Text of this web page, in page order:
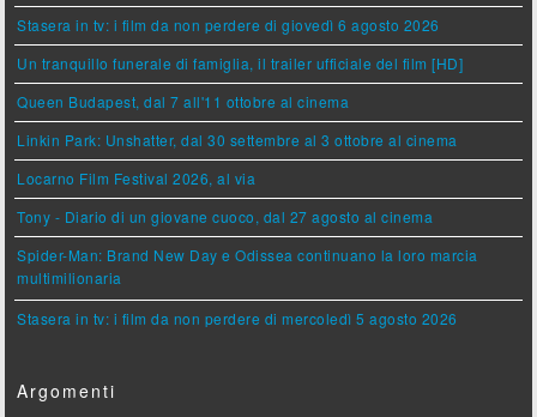
Stasera in tv: i film da non perdere di giovedì 6 agosto 2026
Un tranquillo funerale di famiglia, il trailer ufficiale del film [HD]
Queen Budapest, dal 7 all'11 ottobre al cinema
Linkin Park: Unshatter, dal 30 settembre al 3 ottobre al cinema
Locarno Film Festival 2026, al via
Tony - Diario di un giovane cuoco, dal 27 agosto al cinema
Spider-Man: Brand New Day e Odissea continuano la loro marcia
multimilionaria
Stasera in tv: i film da non perdere di mercoledì 5 agosto 2026
Argomenti